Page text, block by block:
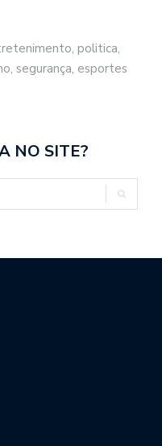
politica,
segurança, esportes
NO SITE?